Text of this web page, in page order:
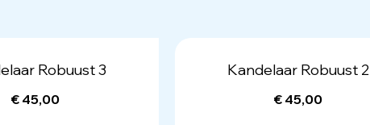
Robuust 3
€ 45,00
Kandelaar Robuust 2
€ 45,00